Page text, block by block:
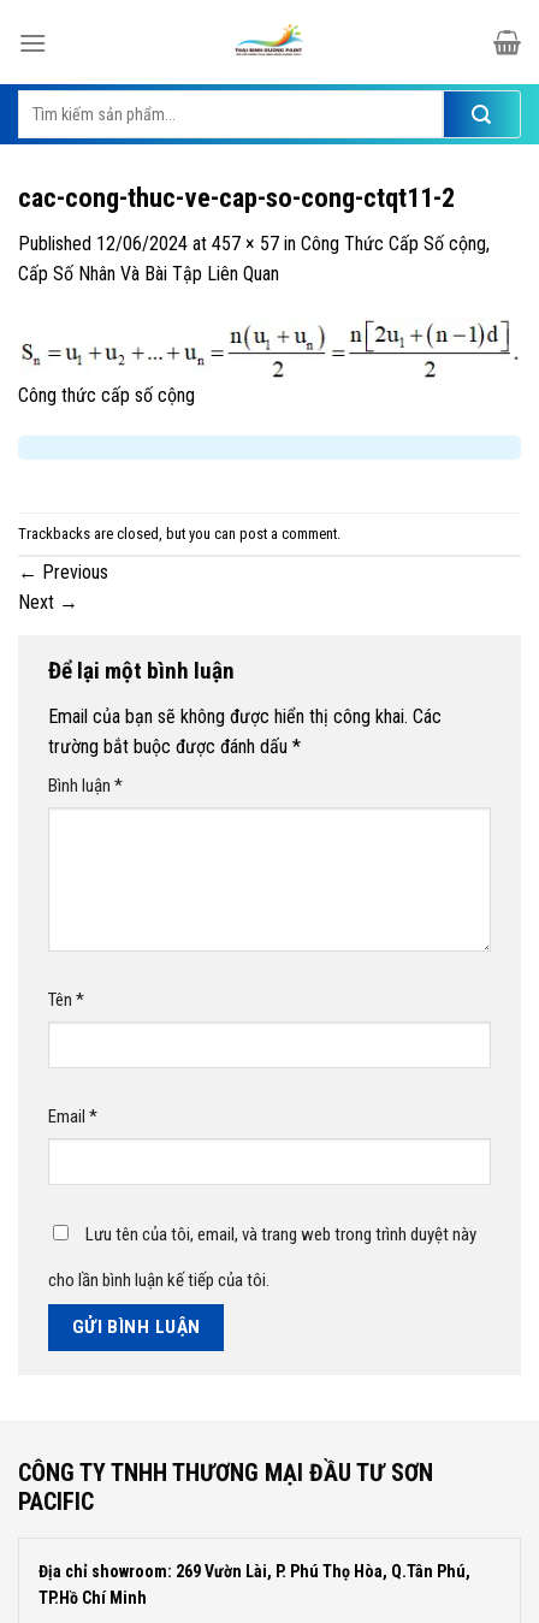
Tìm
kiếm:
cac-cong-thuc-ve-cap-so-cong-ctqt11-2
Published 12/06/2024 at 457 × 57 in Công Thức Cấp Số cộng,
Cấp Số Nhân Và Bài Tập Liên Quan
Công thức cấp số cộng
Trackbacks are closed, but you can post a comment
← Previous
Next →
Để lại một bình luận
Email của bạn sẽ không được hiển thị công khai. Các
trường bắt buộc được đánh dấu *
Bình luận *
Tên *
Email *
Lưu tên của tôi, email, và trang web trong trình duyệt này
cho lần bình luận kế tiếp của tôi.
CÔNG TY TNHH THƯƠNG MẠI ĐẦU TƯ SƠN
PACIFIC
Địa chỉ showroom: 269 Vườn Lài, P. Phú Thọ Hòa, Q.Tân Phú,
TP.Hồ Chí Minh